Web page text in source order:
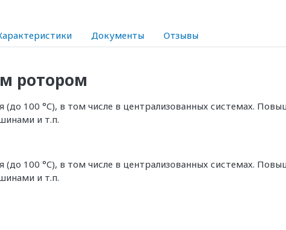
Документы Отзывы
ротором
100 °C), в том числе в централизованных системах.
и т.п.
100 °C), в том числе в централизованных системах.
и т.п.